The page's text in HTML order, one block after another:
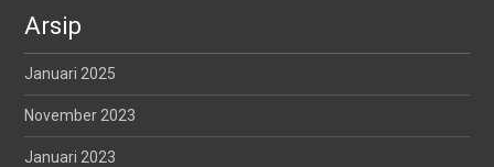
Arsip
Januari 2025
November 2023
Januari 2023